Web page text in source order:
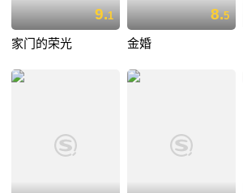
9.1
家门的荣光
8.5
金婚